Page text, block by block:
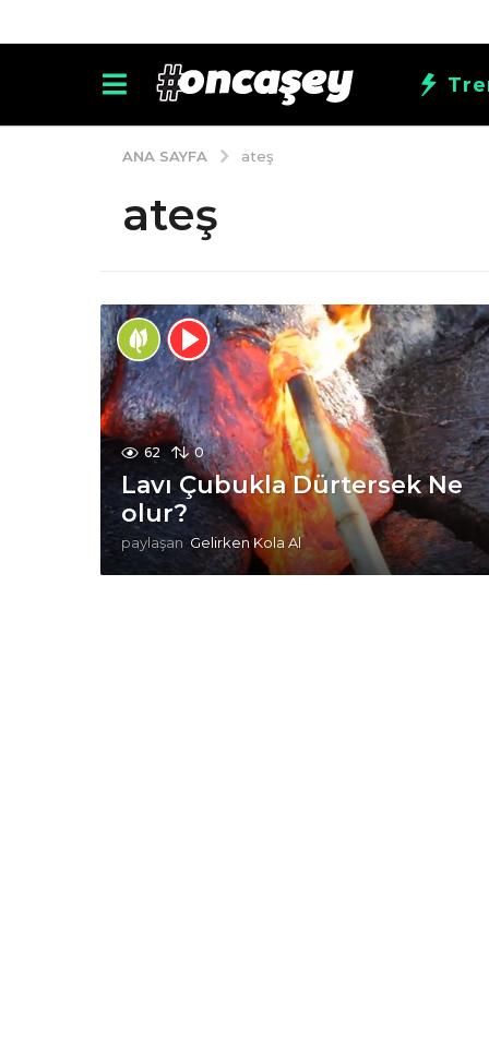
ANA SAYFA ateş
ateş
62 0
Lavı Çubukla Dürtersek Ne
olur?
paylaşan Gelirken Kola Al